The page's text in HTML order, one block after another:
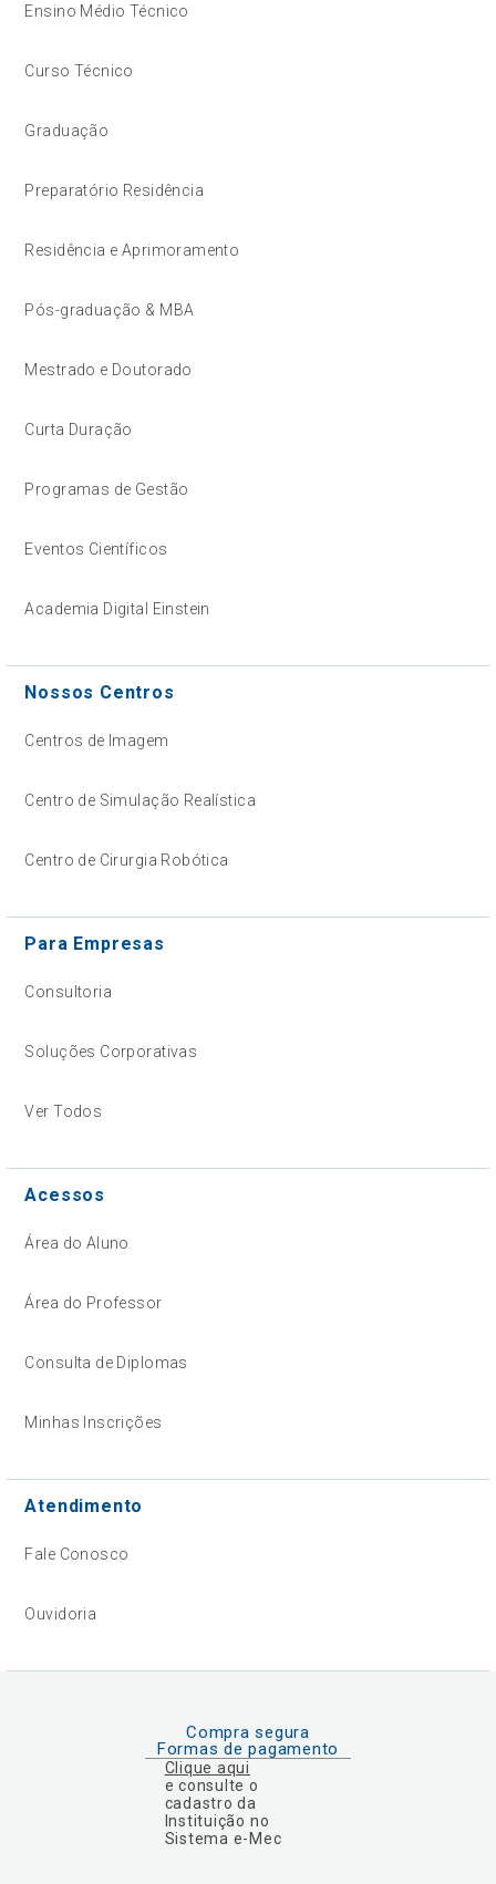
Ensino Médio Técnico
Curso Técnico
Graduação
Preparatório Residência
Residência e Aprimoramento
Pós-graduação & MBA
Mestrado e Doutorado
Curta Duração
Programas de Gestão
Eventos Científicos
Academia Digital Einstein
Nossos Centros
Centros de Imagem
Centro de Simulação Realística
Centro de Cirurgia Robótica
Para Empresas
Consultoria
Soluções Corporativas
Ver Todos
Acessos
Área do Aluno
Área do Professor
Consulta de Diplomas
Minhas Inscrições
Atendimento
Fale Conosco
Ouvidoria
Compra segura
Formas de pagamento
Clique aqui
e consulte o
cadastro da
Instituição no
Sistema e-Mec